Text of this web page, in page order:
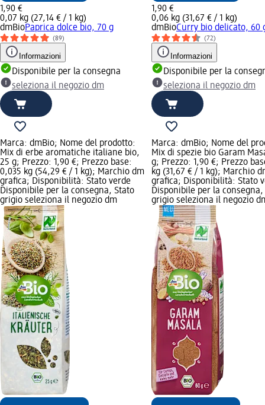
1,90 €
0,07 kg (27,14 € / 1 kg)
dmBioPaprica dolce bio, 70 g
(89)
Informazioni
Disponibile per la consegna
seleziona il negozio dm
1,90 €
0,06 kg (31,67 € / 1 kg)
dmBioCurry bio delicato, 60
(72)
Informazioni
Disponibile per la
seleziona il negozio dm
Marca: dmBio; Nome del prodotto:
Mix di erbe aromatiche italiane bio,
25 g; Prezzo: 1,90 €; Prezzo base:
0,035 kg (54,29 € / 1 kg); Marchio dm
grafica; Disponibilità: Stato verde
Disponibile per la consegna, Stato
grigio seleziona il negozio dm
Marca: dmBio; Nome del
Mix di spezie bio Garam
g; Prezzo: 1,90 €; Prezzo
kg (31,67 € / 1 kg); Marchio
grafica; Disponibilità: Stato
Disponibile per la consegna,
grigio seleziona il negozio